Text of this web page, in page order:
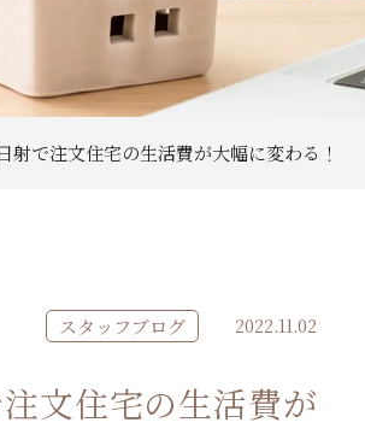
で注文住宅の生活費が大幅に変わる！
スタッフブログ 2022.11.02
文住宅の生活費が